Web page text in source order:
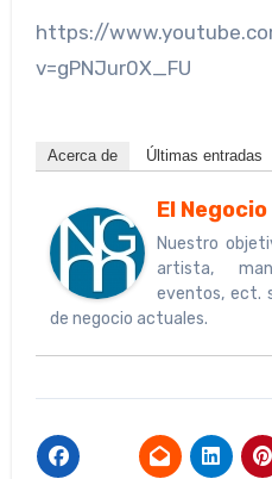
https://
v=gPNJur0X_FU
Acerca de Últimas entradas
El
Nuestro
artista,
eventos, ect.
de negocio actuales.